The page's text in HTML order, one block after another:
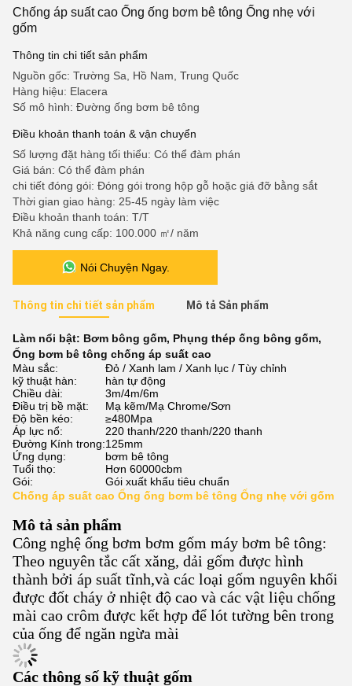
Chống áp suất cao Ống ống bơm bê tông Ống nhẹ với
gốm
Thông tin chi tiết sản phẩm
Nguồn gốc: Trường Sa, Hồ Nam, Trung Quốc
Hàng hiệu: Elacera
Số mô hình: Đường ống bơm bê tông
Điều khoản thanh toán & vận chuyển
Số lượng đặt hàng tối thiểu: Có thể đàm phán
Giá bán: Có thể đàm phán
chi tiết đóng gói: Đóng gói trong hộp gỗ hoặc giá đỡ bằng sắt
Thời gian giao hàng: 25-45 ngày làm việc
Điều khoản thanh toán: T/T
Khả năng cung cấp: 100.000 ㎡/ năm
Nói Chuyện Ngay.
Thông tin chi tiết sản phẩm Mô tả Sản phẩm
Làm nổi bật: Bơm bông gốm, Phụng thép ống bông gốm,
Ống bơm bê tông chống áp suất cao
Màu sắc:
Đỏ / Xanh lam / Xanh lục / Tùy chỉnh
kỹ thuật hàn:
hàn tự động
Chiều dài:
3m/4m/6m
Điều trị bề mặt:
Mạ kẽm/Mạ Chrome/Sơn
Độ bền kéo:
≥480Mpa
Áp lực nổ:
220 thanh/220 thanh/220 thanh
Đường Kính trong:125mm
Ứng dụng:
bơm bê tông
Tuổi thọ:
Hơn 60000cbm
Gói:
Gói xuất khẩu tiêu chuẩn
Chống áp suất cao Ống ống bơm bê tông Ống nhẹ với gốm
Mô tả sản phẩm
Công nghệ ống bơm bơm gốm máy bơm bê tông:
Theo nguyên tắc cất xăng, dải gốm được hình
thành bởi áp suất tĩnh,và các loại gốm nguyên khối
được đốt cháy ở nhiệt độ cao và các vật liệu chống
mài cao crôm được kết hợp để lót tường bên trong
của ống để ngăn ngừa mài
Các thông số kỹ thuật gốm